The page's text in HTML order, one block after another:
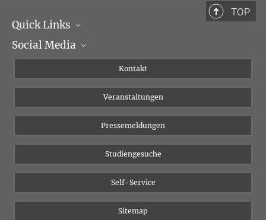
TOP
Quick Links
Institutsleitung
Social Media
YouTube
Kontakt
Veranstaltungen
Pressemeldungen
Studiengesuche
Self-Service
Sitemap